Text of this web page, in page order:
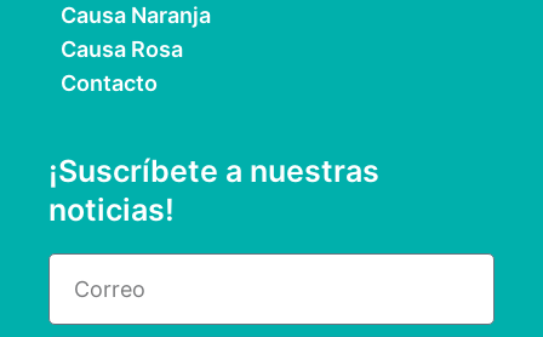
Causa Naranja
Causa Rosa
Contacto
¡Suscríbete a nuestras
noticias!